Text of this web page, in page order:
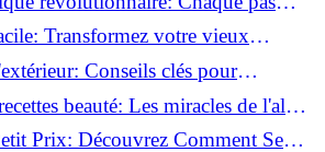
santé!
Transformez votre vieux
en un clin d'œil!
Conseils clés pour
votre éclairage!
beauté: Les miracles de l'aloe
peau!Prix: Découvrez Comment Se